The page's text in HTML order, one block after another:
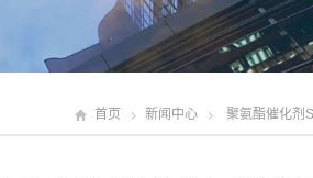
首页 新闻中心 聚氨酯催化剂